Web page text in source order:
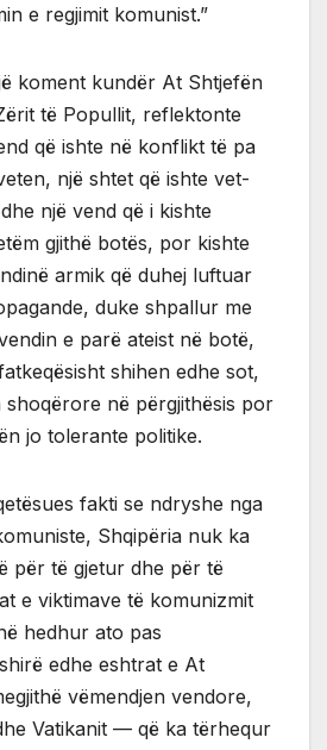
e regjimit komunist.”
koment kundër At Shtjefën
të Popullit, reflektonte
që ishte në konflikt të pa
një shtet që ishte vet-
një vend që i kishte
gjithë botës, por kishte
armik që duhej luftuar
duke shpallur me
e parë ateist në botë,
shihen edhe sot,
shoqërore në përgjithësis por
jo tolerante politike.
fakti se ndryshe nga
Shqipëria nuk ka
për të gjetur dhe për të
e viktimave të komunizmit
hedhur ato pas
edhe eshtrat e At
vëmendjen vendore,
Vatikanit — që ka tërhequr